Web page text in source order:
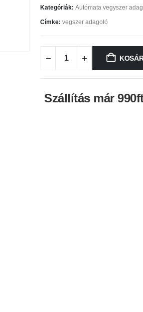
Kategóriák: Autómata vegyszer
Címke: vegszer adagoló
Szállítás már